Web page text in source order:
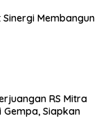
Membangun
RS Mitra
Siapkan